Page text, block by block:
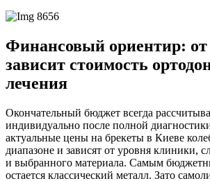
Финансовый ориентир: от
зависит стоимость
лечения
Окончательный бюджет всегда
индивидуально после полной
актуальные цены на брекеты в Киеве
диапазоне и зависят от уровня клиники,
и выбранного материала. Самым
остается классический металл. Зато